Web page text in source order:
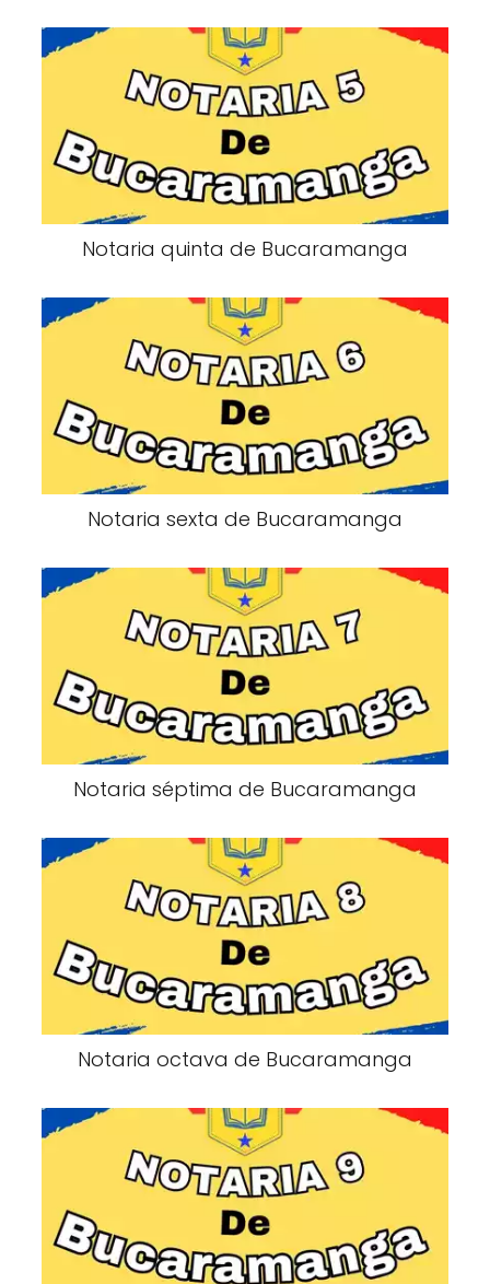
Notaria quinta de Bucaramanga
Notaria sexta de Bucaramanga
Notaria séptima de Bucaramanga
Notaria octava de Bucaramanga